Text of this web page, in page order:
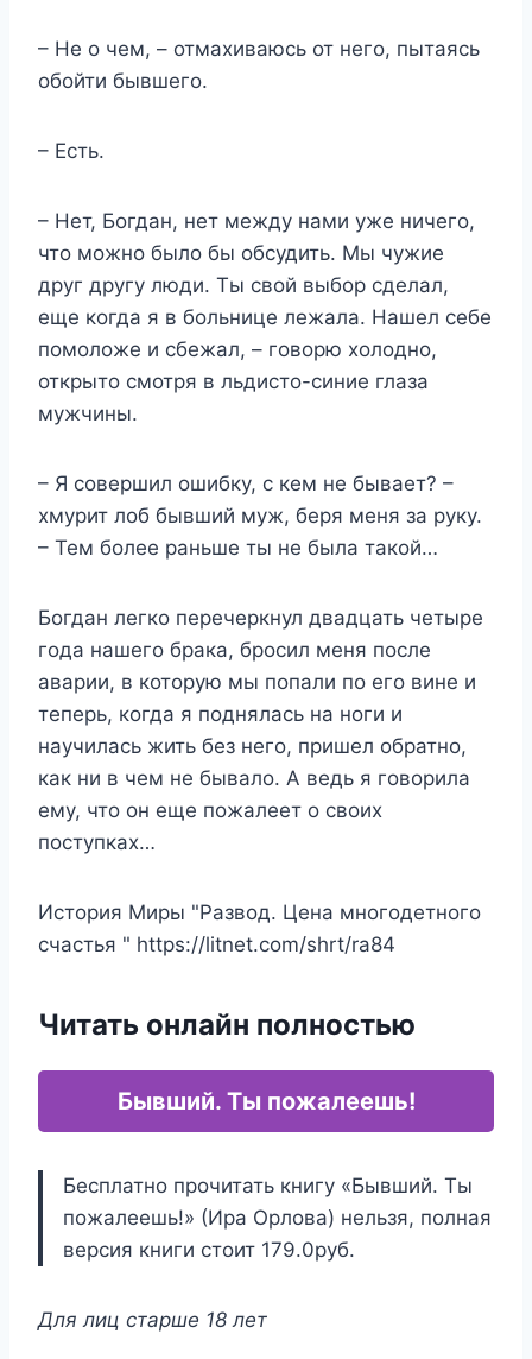
– Не о чем, – отмахиваюсь от него, пытаясь
обойти бывшего.
– Есть.
– Нет, Богдан, нет между нами уже ничего,
что можно было бы обсудить. Мы чужие
друг другу люди. Ты свой выбор сделал,
еще когда я в больнице лежала. Нашел себе
помоложе и сбежал, – говорю холодно,
открыто смотря в льдисто-синие глаза
мужчины.
– Я совершил ошибку, с кем не бывает? –
хмурит лоб бывший муж, беря меня за руку.
– Тем более раньше ты не была такой…
Богдан легко перечеркнул двадцать четыре
года нашего брака, бросил меня после
аварии, в которую мы попали по его вине и
теперь, когда я поднялась на ноги и
научилась жить без него, пришел обратно,
как ни в чем не бывало. А ведь я говорила
ему, что он еще пожалеет о своих
поступках…
История Миры "Развод. Цена многодетного
счастья " https://litnet.com/shrt/ra84
Читать онлайн полностью
Бывший. Ты пожалеешь!
Бесплатно прочитать книгу «Бывший. Ты
пожалеешь!» (Ира Орлова) нельзя, полная
версия книги стоит 179.0руб.
Для лиц старше 18 лет